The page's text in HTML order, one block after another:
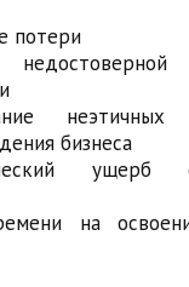
потери
бизнеса
ущерб
на